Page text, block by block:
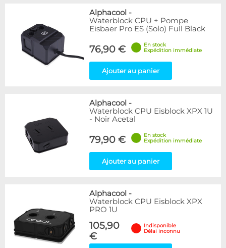
Alphacool -
Waterblock CPU + Pompe
Eisbaer Pro ES (Solo) Full Black
76,90 €
En stock
Expédition immédiate
Ajouter au panier
Alphacool -
Waterblock CPU Eisblock XPX 1U
- Noir Acetal
79,90 €
En stock
Expédition immédiate
Ajouter au panier
Alphacool -
Waterblock CPU Eisblock XPX
PRO 1U
105,90
€
Indisponible
Délai inconnu